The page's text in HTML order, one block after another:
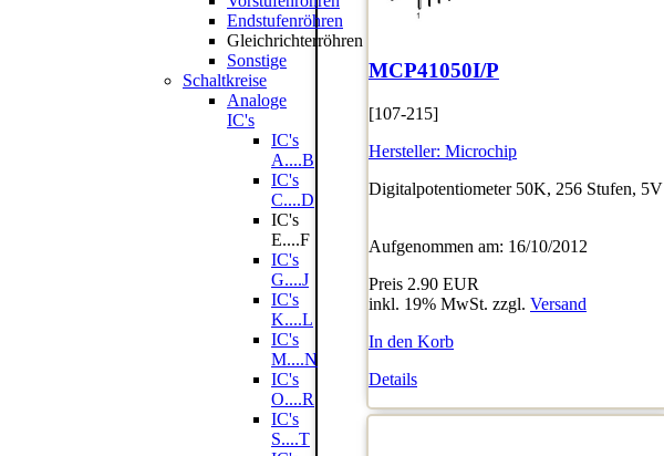
MCP41050I/P
[107-215]
Hersteller: Microchip
Digitalpotentiometer 50K, 256 Stufen, 5V
Aufgenommen am: 16/10/2012
Preis 2.90 EUR
inkl. 19% MwSt. zzgl. Versand
In den Korb
Details
Endstufenröhren
Gleichrichterröhren
Sonstige
Schaltkreise
Analoge
IC's
IC's
A....B
IC's
C....D
IC's
E....F
IC's
G....J
IC's
K....L
IC's
M....N
IC's
O....R
IC's
S....T